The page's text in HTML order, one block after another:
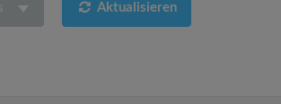
Aktualisieren